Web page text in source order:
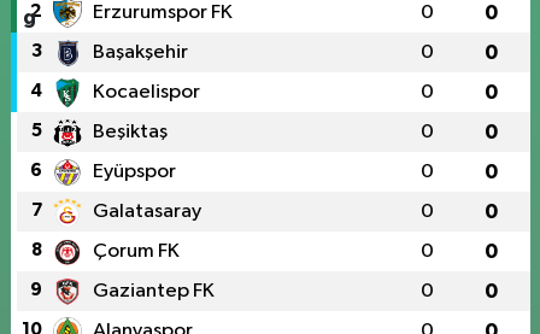
2 Erzurumspor FK 0 0
3 Başakşehir 0 0
4 Kocaelispor 0 0
5 Beşiktaş 0 0
6 Eyüpspor 0 0
7 Galatasaray 0 0
8 Çorum FK 0 0
9 Gaziantep FK 0 0
10